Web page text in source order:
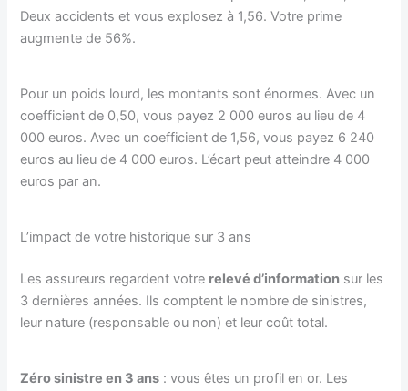
Deux accidents et vous explosez à 1,56. Votre prime
augmente de 56%.
Pour un poids lourd, les montants sont énormes. Avec un
coefficient de 0,50, vous payez 2 000 euros au lieu de 4
000 euros. Avec un coefficient de 1,56, vous payez 6 240
euros au lieu de 4 000 euros. L’écart peut atteindre 4 000
euros par an.
L’impact de votre historique sur 3 ans
Les assureurs regardent votre relevé d’information sur les
3 dernières années. Ils comptent le nombre de sinistres,
leur nature (responsable ou non) et leur coût total.
Zéro sinistre en 3 ans : vous êtes un profil en or. Les